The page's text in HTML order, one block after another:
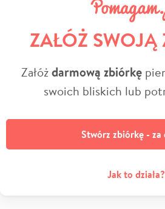
ZAŁÓŻ SWOJĄ
Załóżdarmową zbiórkę
swoich bliskich lub
Stwórz zbiórkę - za
Jak to działa?